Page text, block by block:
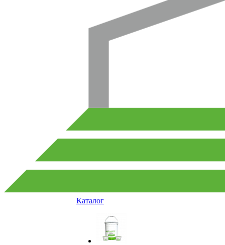
Каталог